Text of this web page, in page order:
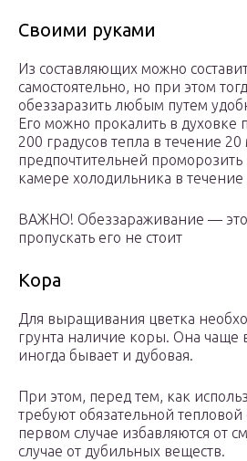
Своими руками
Из составляющих можно
самостоятельно, но при этом
обеззаразить любым путем
Его можно прокалить в духовке
200 градусов тепла в течение
предпочтительней
камере холодильника в течение
ВАЖНО! Обеззараживание —
пропускать его не стоит
Кора
Для выращивания цветка
грунта наличие коры. Она чаще
иногда бывает и дубовая.
При этом, перед тем, как
требуют обязательной тепловой
первом случае избавляются от
случае от дубильных веществ.